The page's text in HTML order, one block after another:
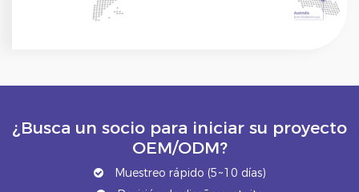
¿Busca un socio para iniciar su proyecto
OEM/ODM?
Muestreo rápido (5~10 días)